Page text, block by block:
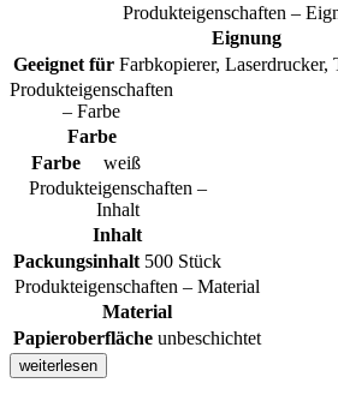
Produkteigenschaften –
Eignung
Geeignet für Farbkopierer, Laserdrucker,
Produkteigenschaften
– Farbe
Farbe
Farbe
weiß
Produkteigenschaften –
Inhalt
Inhalt
Packungsinhalt 500 Stück
Produkteigenschaften – Material
Material
Papieroberfläche unbeschichtet
weiterlesen